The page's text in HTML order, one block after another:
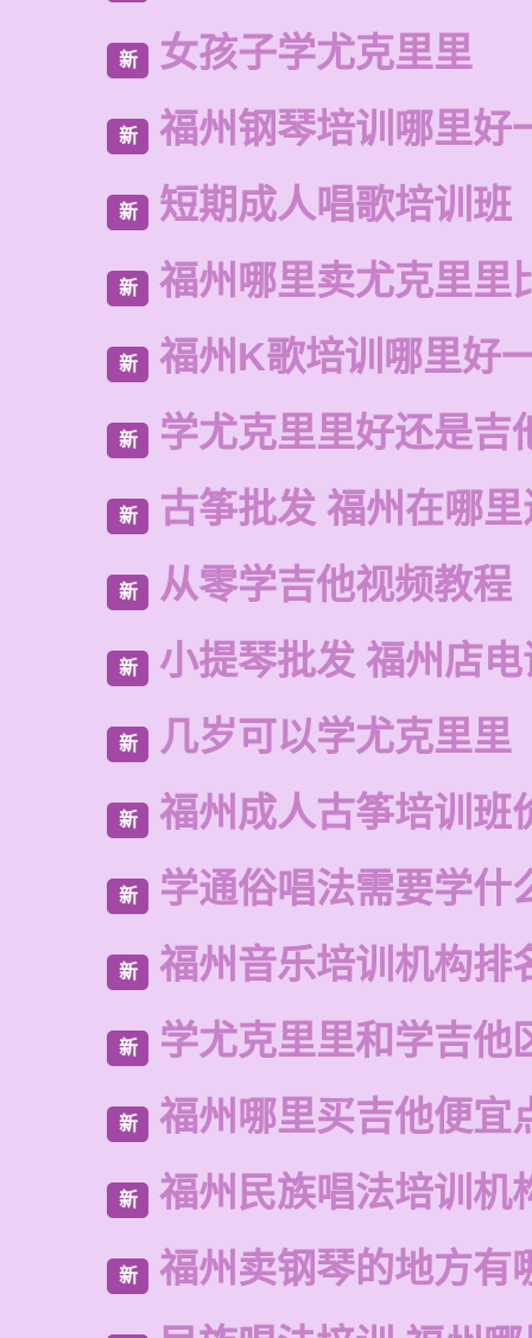
新 女孩子学尤克里里
新 福州钢琴培训哪里好
新 短期成人唱歌培训班
新 福州哪里卖尤克里里
新 福州K歌培训哪里好
新 学尤克里里好还是吉
新 古筝批发 福州在哪
新 从零学吉他视频教程
新 小提琴批发 福州店
新 几岁可以学尤克里里
新 福州成人古筝培训班
新 学通俗唱法需要学什
新 福州音乐培训机构排
新 学尤克里里和学吉他
新 福州哪里买吉他便宜
新 福州民族唱法培训机
新 福州卖钢琴的地方有